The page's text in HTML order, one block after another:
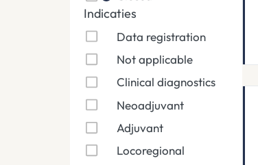
Indicaties
Data registration
Not applicable
Clinical diagnostics
Neoadjuvant
Adjuvant
Locoregional